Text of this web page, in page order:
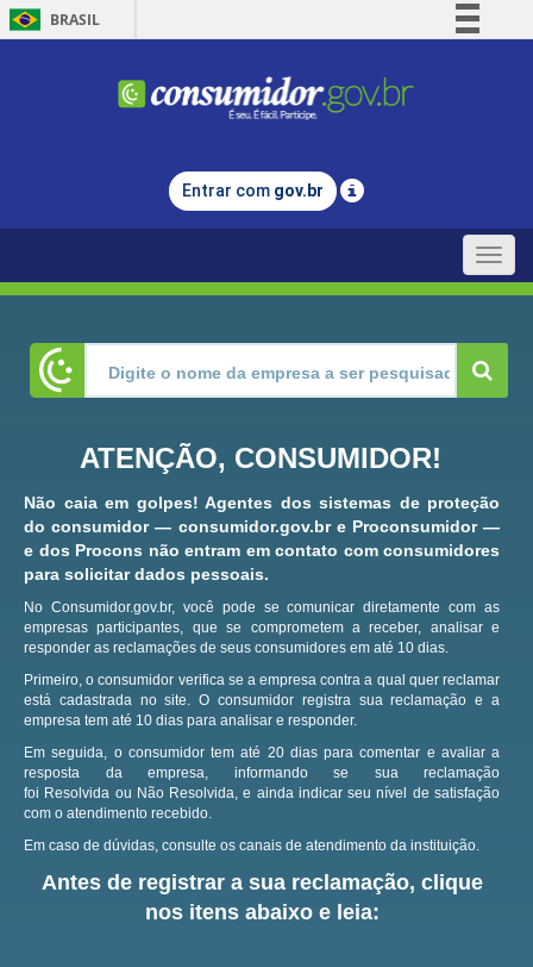
BRASIL
Comunica BR
Legislação
Entrar com gov.br
Toggle
ATENÇÃO, CONSUMIDOR!
Não caia em golpes! Agentes dos sistemas de proteção
do consumidor — consumidor.gov.br e Proconsumidor —
e dos Procons não entram em contato com consumidores
para solicitar dados pessoais.
No Consumidor.gov.br, você pode se comunicar diretamente com as
empresas participantes, que se comprometem a receber, analisar e
responder as reclamações de seus consumidores em até 10 dias.
Primeiro, o consumidor verifica se a empresa contra a qual quer reclamar
está cadastrada no site.O consumidor registra sua reclamação e a
empresa tem até 10 dias para analisar e responder.
Em seguida, o consumidor tem até 20 dias para comentar e avaliar a
resposta da empresa, informando se sua reclamação
foi Resolvida ou Não Resolvida, e ainda indicar seu nível de satisfação
com o atendimento recebido.
Em caso de dúvidas, consulte os canais de atendimento da instituição.
Antes de registrar a sua reclamação, clique
nos itens abaixo e leia: